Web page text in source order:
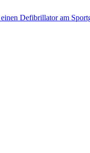
Defibrillator am